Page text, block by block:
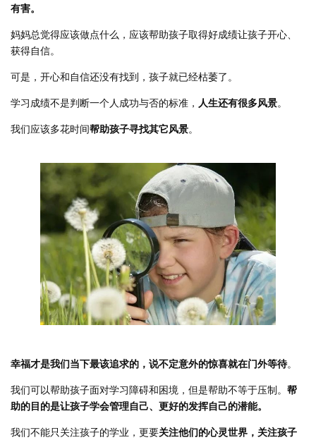
有害。
妈妈总觉得应该做点什么，应该帮助孩子取得好成绩让孩子开心、
获得自信。
可是，开心和自信还没有找到，孩子就已经枯萎了。
学习成绩不是判断一个人成功与否的标准， 人生还有很多风景。
我们应该多花时间帮助孩子寻找其它风景。
幸福才是我们当下最该追求的，说不定意外的惊喜就在门外等待。
我们可以帮助孩子面对学习障碍和困境，但是帮助不等于压制。 帮
助的目的是让孩子学会管理自己、更好的发挥自己的潜能。
我们不能只关注孩子的学业，更要关注他们的心灵世界，关注孩子